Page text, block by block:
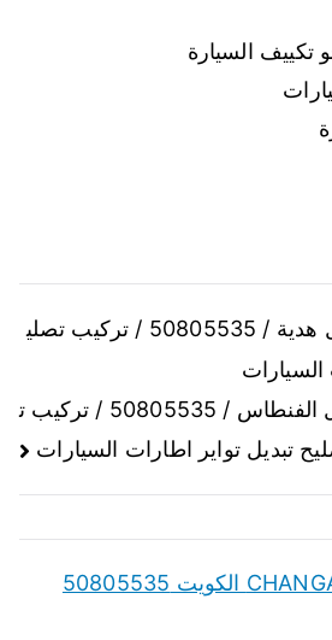
تكييف السيارة
بنشر سيارات متنقل هدية / 50805535 / تركيب تصلي
السيارات
بنشر سيارات متنقل الفنطاس / 50805535 / تركيب ت
تبديل تواير اطارات السيارات
قطع غيار شانجان CHANGAN الكويت 50805535